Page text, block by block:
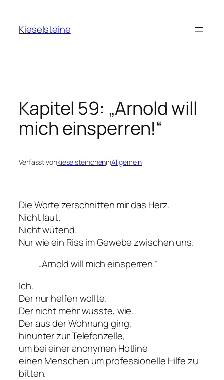
springen
Kieselsteine
Kapitel 59: „Arnold will
mich einsperren!“
Verfasst vonkieselsteincheninAllgemein
Die Worte zerschnitten mir das Herz.
Nicht laut.
Nicht wütend.
Nur wie ein Riss im Gewebe zwischen uns.
„Arnold will mich einsperren.“
Ich.
Der nur helfen wollte.
Der nicht mehr wusste, wie.
Der aus der Wohnung ging,
hinunter zur Telefonzelle,
um bei einer anonymen Hotline
einen Menschen um professionelle Hilfe zu
bitten.